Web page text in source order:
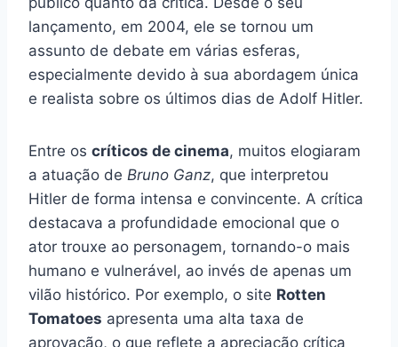
lançamento, em 2004, ele se tornou um
assunto de debate em várias esferas,
especialmente devido à sua abordagem única
e realista sobre os últimos dias de Adolf Hitler.
Entre os críticos de cinema, muitos elogiaram
a atuação de Bruno Ganz, que interpretou
Hitler de forma intensa e convincente. A crítica
destacava a profundidade emocional que o
ator trouxe ao personagem, tornando-o mais
humano e vulnerável, ao invés de apenas um
vilão histórico. Por exemplo, o site Rotten
Tomatoes apresenta uma alta taxa de
aprovação, o que reflete a apreciação crítica